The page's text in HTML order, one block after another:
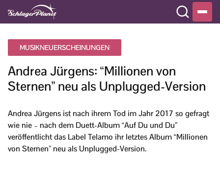
MUSIKNEUERSCHEINUNGEN
Andrea Jürgens: “Millionen von
Sternen” neu als Unplugged-Version
Andrea Jürgens ist nach ihrem Tod im Jahr 2017 so gefragt
wie nie – nach dem Duett-Album “Auf Du und Du”
veröffentlicht das Label Telamo ihr letztes Album “Millionen
von Sternen” neu als Unplugged-Version.